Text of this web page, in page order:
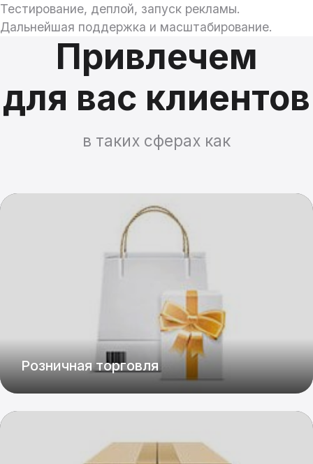
Тестирование, деплой, запуск рекламы.
Дальнейшая поддержка и масштабирование.
Привлечем
для вас клиентов
в таких сферах как
Розничная торговля